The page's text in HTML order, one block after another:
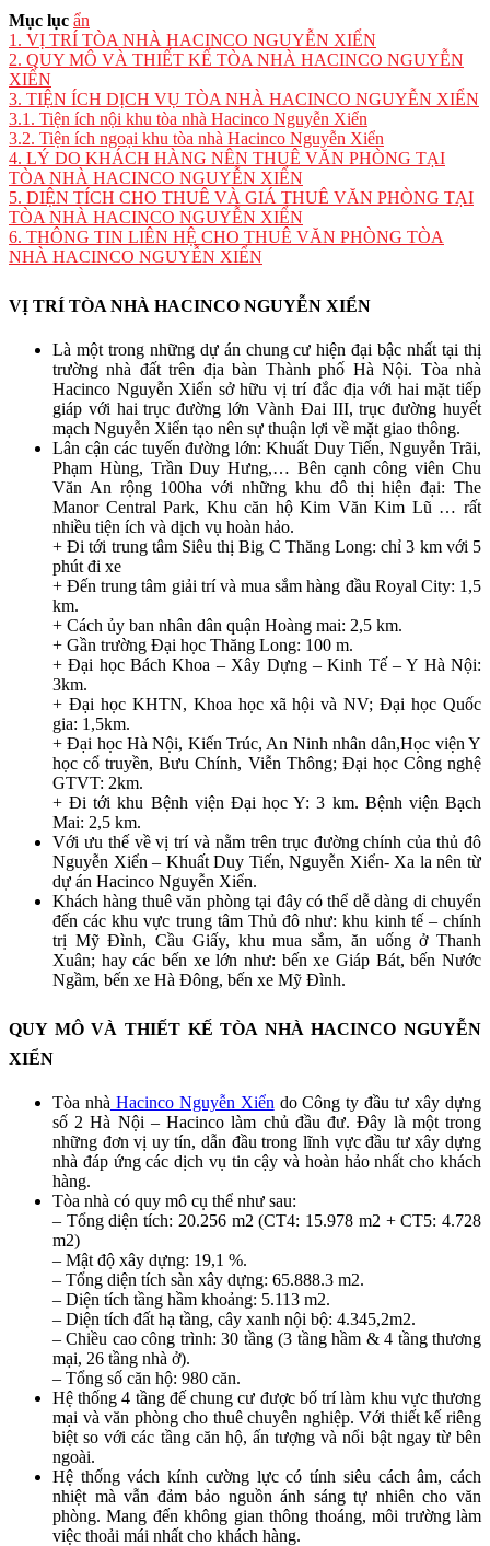
Mục lục ẩn
1. VỊ TRÍ TÒA NHÀ HACINCO NGUYỄN XIỂN
2. QUY MÔ VÀ THIẾT KẾ TÒA NHÀ HACINCO NGUYỄN
XIỂN
3. TIỆN ÍCH DỊCH VỤ TÒA NHÀ HACINCO NGUYỄN XIỂN
3.1. Tiện ích nội khu tòa nhà Hacinco Nguyễn Xiển
3.2. Tiện ích ngoại khu tòa nhà Hacinco Nguyễn Xiển
4. LÝ DO KHÁCH HÀNG NÊN THUÊ VĂN PHÒNG TẠI
TÒA NHÀ HACINCO NGUYỄN XIỂN
5. DIỆN TÍCH CHO THUÊ VÀ GIÁ THUÊ VĂN PHÒNG TẠI
TÒA NHÀ HACINCO NGUYỄN XIỂN
6. THÔNG TIN LIÊN HỆ CHO THUÊ VĂN PHÒNG TÒA
NHÀ HACINCO NGUYỄN XIỂN
VỊ TRÍ TÒA NHÀ HACINCO NGUYỄN XIỂN
Là một trong những dự án chung cư hiện đại bậc nhất tại thị
trường nhà đất trên địa bàn Thành phố Hà Nội. Tòa nhà
Hacinco Nguyễn Xiển sở hữu vị trí đắc địa với hai mặt tiếp
giáp với hai trục đường lớn Vành Đai III, trục đường huyết
mạch Nguyễn Xiển tạo nên sự thuận lợi về mặt giao thông.
Lân cận các tuyến đường lớn: Khuất Duy Tiến, Nguyễn Trãi,
Phạm Hùng, Trần Duy Hưng,… Bên cạnh công viên Chu
Văn An rộng 100ha với những khu đô thị hiện đại: The
Manor Central Park, Khu căn hộ Kim Văn Kim Lũ … rất
nhiều tiện ích và dịch vụ hoàn hảo.
+ Đi tới trung tâm Siêu thị Big C Thăng Long: chỉ 3 km với 5
phút đi xe
+ Đến trung tâm giải trí và mua sắm hàng đầu Royal City: 1,5
km.
+ Cách ủy ban nhân dân quận Hoàng mai: 2,5 km.
+ Gần trường Đại học Thăng Long: 100 m.
+ Đại học Bách Khoa – Xây Dựng – Kinh Tế – Y Hà Nội:
3km.
+ Đại học KHTN, Khoa học xã hội và NV; Đại học Quốc
gia: 1,5km.
+ Đại học Hà Nội, Kiến Trúc, An Ninh nhân dân,Học viện Y
học cổ truyền, Bưu Chính, Viễn Thông; Đại học Công nghệ
GTVT: 2km.
+ Đi tới khu Bệnh viện Đại học Y: 3 km. Bệnh viện Bạch
Mai: 2,5 km.
Với ưu thế về vị trí và nằm trên trục đường chính của thủ đô
Nguyễn Xiển – Khuất Duy Tiến, Nguyễn Xiển- Xa la nên từ
dự án Hacinco Nguyễn Xiển.
Khách hàng thuê văn phòng tại đây có thể dễ dàng di chuyển
đến các khu vực trung tâm Thủ đô như: khu kinh tế – chính
trị Mỹ Đình, Cầu Giấy, khu mua sắm, ăn uống ở Thanh
Xuân; hay các bến xe lớn như: bến xe Giáp Bát, bến Nước
Ngầm, bến xe Hà Đông, bến xe Mỹ Đình.
QUY MÔ VÀ THIẾT KẾ TÒA NHÀ HACINCO NGUYỄN
XIỂN
Tòa nhà Hacinco Nguyễn Xiển do Công ty đầu tư xây dựng
số 2 Hà Nội – Hacinco làm chủ đầu đư. Đây là một trong
những đơn vị uy tín, dẫn đầu trong lĩnh vực đầu tư xây dựng
nhà đáp ứng các dịch vụ tin cậy và hoàn hảo nhất cho khách
hàng.
Tòa nhà có quy mô cụ thể như sau:
– Tổng diện tích: 20.256 m2 (CT4: 15.978 m2 + CT5: 4.728
m2)
– Mật độ xây dựng: 19,1 %.
– Tổng diện tích sàn xây dựng: 65.888.3 m2.
– Diện tích tầng hầm khoảng: 5.113 m2.
– Diện tích đất hạ tầng, cây xanh nội bộ: 4.345,2m2.
– Chiều cao công trình: 30 tầng (3 tầng hầm & 4 tầng thương
mại, 26 tầng nhà ở).
– Tổng số căn hộ: 980 căn.
Hệ thống 4 tầng đế chung cư được bố trí làm khu vực thương
mại và văn phòng cho thuê chuyên nghiệp. Với thiết kế riêng
biệt so với các tầng căn hộ, ấn tượng và nổi bật ngay từ bên
ngoài.
Hệ thống vách kính cường lực có tính siêu cách âm, cách
nhiệt mà vẫn đảm bảo nguồn ánh sáng tự nhiên cho văn
phòng. Mang đến không gian thông thoáng, môi trường làm
việc thoải mái nhất cho khách hàng.